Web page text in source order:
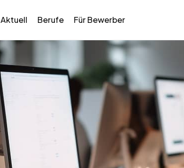
Aktuell Berufe Für Bewerber